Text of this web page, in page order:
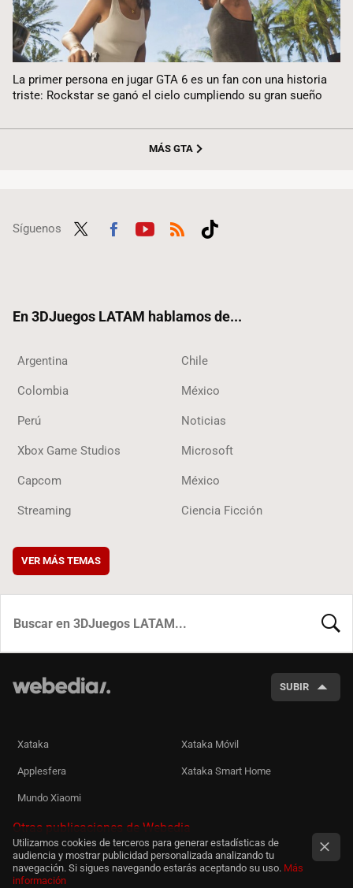
La primer persona en jugar GTA 6 es un fan con una historia
triste: Rockstar se ganó el cielo cumpliendo su gran sueño
MÁS GTA
Síguenos
En 3DJuegos LATAM hablamos de...
Argentina Chile
Colombia México
Perú Noticias
Xbox Game Studios Microsoft
Capcom México
Streaming Ciencia Ficción
VER MÁS TEMAS
SUBIR
Xataka Xataka Móvil
Applesfera Xataka Smart Home
Mundo Xiaomi
Otras publicaciones de Webedia
Utilizamos cookies de terceros para generar estadísticas de
audiencia y mostrar publicidad personalizada analizando tu
navegación. Si sigues navegando estarás aceptando su uso. Más
información